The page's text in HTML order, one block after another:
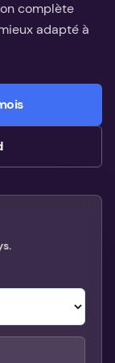
complète
adapté à